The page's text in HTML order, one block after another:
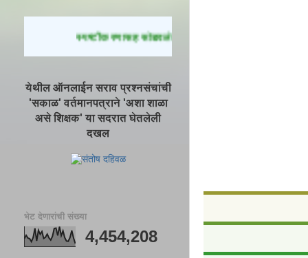
स्पष्टीकरणासह सोडवलेले प्रश्न पाहण्यासाठी येथे क्लिक
येथील ऑनलाईन सराव प्रश्नसंचांची
'सकाळ' वर्तमानपत्राने 'अशा शाळा
असे शिक्षक' या सदरात घेतलेली
दखल
भेट देणारांची संख्या
4,454,208